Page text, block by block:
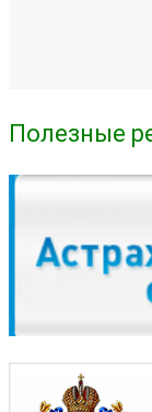
Полезные